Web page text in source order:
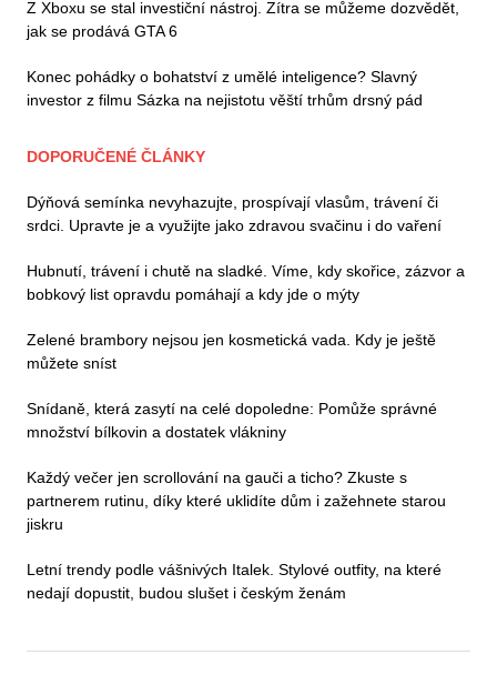
Z Xboxu se stal investiční nástroj. Zítra se můžeme dozvědět,
jak se prodává GTA 6
Konec pohádky o bohatství z umělé inteligence? Slavný
investor z filmu Sázka na nejistotu věští trhům drsný pád
DOPORUČENÉ ČLÁNKY
Dýňová semínka nevyhazujte, prospívají vlasům, trávení či
srdci. Upravte je a využijte jako zdravou svačinu i do vaření
Hubnutí, trávení i chutě na sladké. Víme, kdy skořice, zázvor a
bobkový list opravdu pomáhají a kdy jde o mýty
Zelené brambory nejsou jen kosmetická vada. Kdy je ještě
můžete sníst
Snídaně, která zasytí na celé dopoledne: Pomůže správné
množství bílkovin a dostatek vlákniny
Každý večer jen scrollování na gauči a ticho? Zkuste s
partnerem rutinu, díky které uklidíte dům i zažehnete starou
jiskru
Letní trendy podle vášnivých Italek. Stylové outfity, na které
nedají dopustit, budou slušet i českým ženám